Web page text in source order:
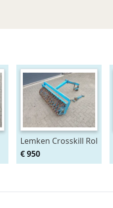
Lemken Crosskill Rol
130 cm breed
passen aan
€ 950